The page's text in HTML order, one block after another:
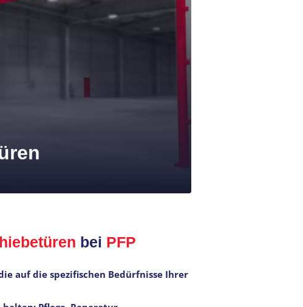
bei PFP
auf die spezifischen Bedürfnisse Ihrer